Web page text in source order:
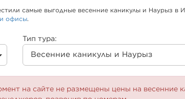
самые выгодные весенние каникулы и Наурыз
офисы.
Тип тура:
Весенние каникулы и Наурыз
на сайте не размещены цены на весенние